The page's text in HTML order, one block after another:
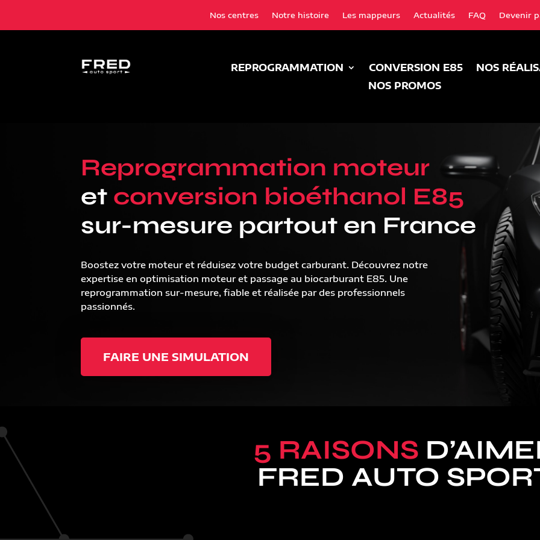
Nos centres Notre histoire Les mappeurs Actualités FAQ Devenir
REPROGRAMMATION CONVERSION E85
NOS
NOS PROMOS
Reprogrammation moteur
et conversion bioéthanol E85
sur-mesure partout en France
Boostez votre moteur et réduisez votre budget carburant. Découvrez notre
expertise en optimisation moteur et passage au biocarburant E85. Une
reprogrammation sur-mesure, fiable et réalisée par des professionnels
passionnés.
FAIRE UNE SIMULATION
5 RAISONS
FRED AUTO